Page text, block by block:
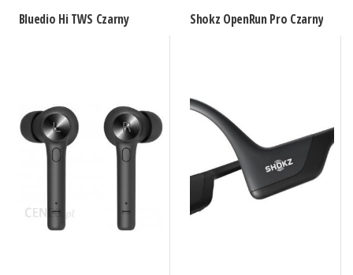
Bluedio Hi TWS Czarny Shokz OpenRun Pro Czarny